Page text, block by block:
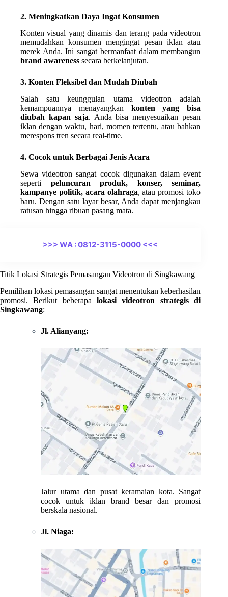
2. Meningkatkan Daya Ingat Konsumen
Konten visual yang dinamis dan terang pada videotron
memudahkan konsumen mengingat pesan iklan atau
merek Anda. Ini sangat bermanfaat dalam membangun
brand awareness secara berkelanjutan.
3. Konten Fleksibel dan Mudah Diubah
Salah satu keunggulan utama videotron adalah
kemampuannya menayangkan konten yang bisa
diubah kapan saja. Anda bisa menyesuaikan pesan
iklan dengan waktu, hari, momen tertentu, atau bahkan
merespons tren secara real-time.
4. Cocok untuk Berbagai Jenis Acara
Sewa videotron sangat cocok digunakan dalam event
seperti peluncuran produk, konser, seminar,
kampanye politik, acara olahraga, atau promosi toko
baru. Dengan satu layar besar, Anda dapat menjangkau
ratusan hingga ribuan pasang mata.
>>> WA : 0812-3115-0000 <<<
Titik Lokasi Strategis Pemasangan Videotron di Singkawang
Pemilihan lokasi pemasangan sangat menentukan keberhasilan
promosi. Berikut beberapalokasi videotron strategis di
Singkawang:
Jl. Alianyang:
Jalur utama dan pusat keramaian kota. Sangat
cocok untuk iklan brand besar dan promosi
berskala nasional.
Jl. Niaga: